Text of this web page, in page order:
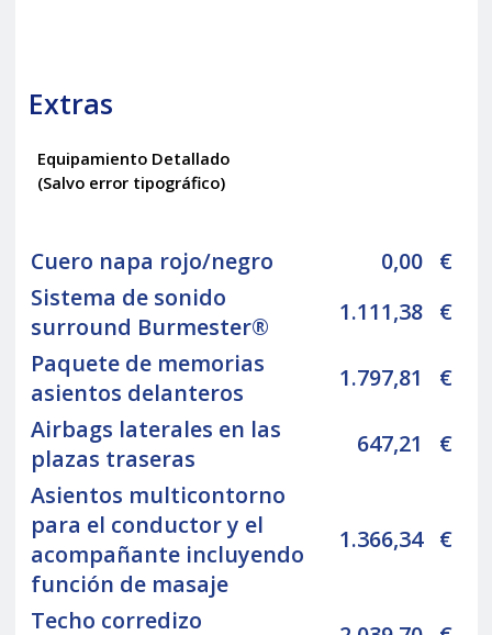
Extras
Equipamiento Detallado
(Salvo error tipográfico)
Cuero napa rojo/negro 0,00 €
Sistema de sonido
surround Burmester®
1.111,38 €
Paquete de memorias
asientos delanteros
1.797,81
€
Airbags laterales en las
plazas traseras
647,21
€
Asientos multicontorno
para el conductor y el
acompañante incluyendo
función de masaje
1.366,34 €
Techo corredizo